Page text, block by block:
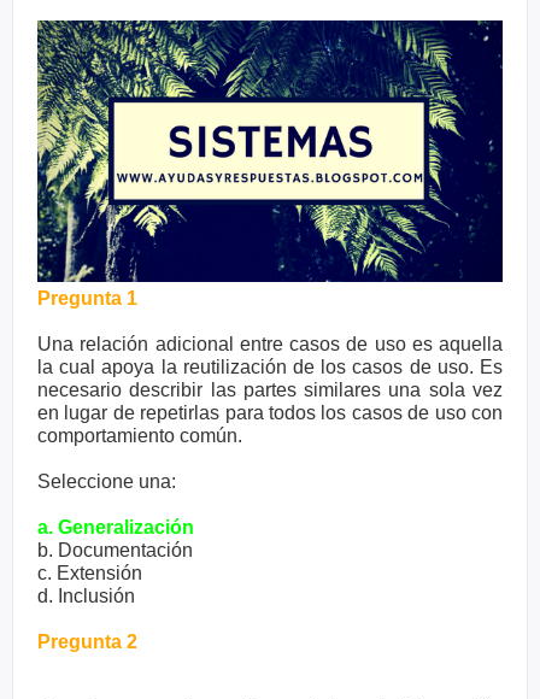
Pregunta 1
Una relación adicional entre casos de uso es aquella
la cual apoya la reutilización de los casos de uso. Es
necesario describir las partes similares una sola vez
en lugar de repetirlas para todos los casos de uso con
comportamiento común.
Seleccione una:
a. Generalización
b. Documentación
c. Extensión
d. Inclusión
Pregunta 2